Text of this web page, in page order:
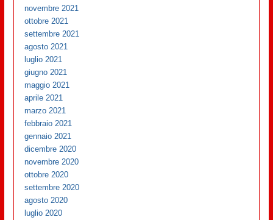
novembre 2021
ottobre 2021
settembre 2021
agosto 2021
luglio 2021
giugno 2021
maggio 2021
aprile 2021
marzo 2021
febbraio 2021
gennaio 2021
dicembre 2020
novembre 2020
ottobre 2020
settembre 2020
agosto 2020
luglio 2020